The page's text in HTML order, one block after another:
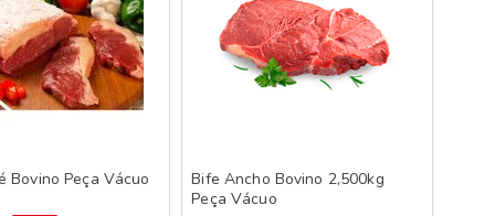
Bovino Peça Vácuo
Bife Ancho Bovino 2,500kg
Peça Vácuo